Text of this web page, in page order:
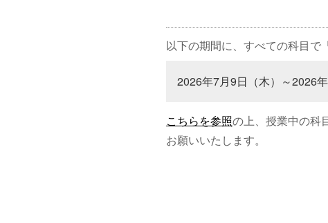
以下の期間に、すべての科目で
2026年7月9日（木）～2026年
こちらを参照の上、授業中の科
お願いいたします。